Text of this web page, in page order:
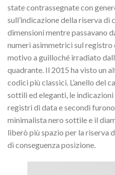
state contrassegnate con
sull’indicazione della riserva di
dimensioni mentre passavano
numeri asimmetrici sul registro
motivo a guilloché irradiato
quadrante. Il 2015 ha visto un
codici più classici. L’anello del
sottili ed eleganti, le indicazioni
registri di data e secondi
minimalista nero sottile e il
liberò più spazio per la riserva
di conseguenza posizione.